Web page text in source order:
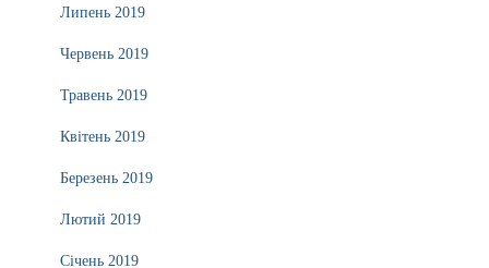
Липень 2019
Червень 2019
Травень 2019
Квітень 2019
Березень 2019
Лютий 2019
Січень 2019